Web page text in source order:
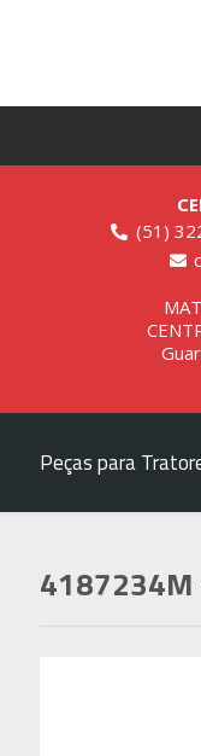
(51)
Peças para
4187234M